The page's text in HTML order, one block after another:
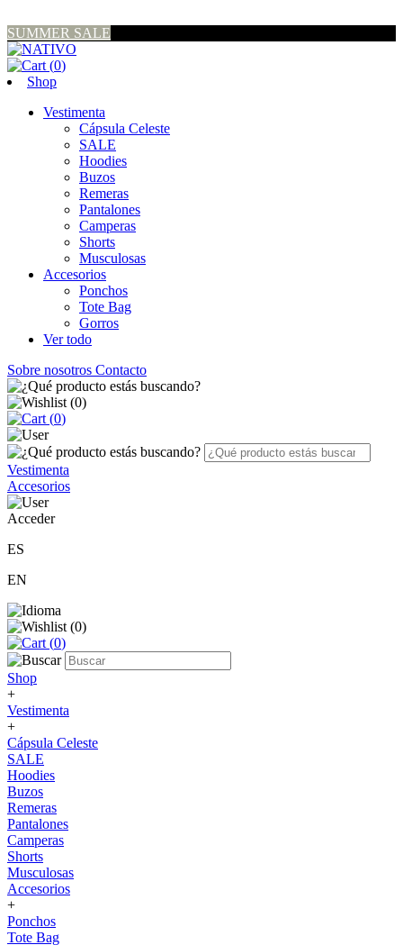
SUMMER SALE
(0)
Shop
Vestimenta
Cápsula Celeste
SALE
Hoodies
Buzos
Remeras
Pantalones
Camperas
Shorts
Musculosas
Accesorios
Ponchos
Tote Bag
Gorros
Ver todo
Sobre nosotros Contacto
(0)
(0)
Vestimenta
Accesorios
Acceder
ES
EN
(0)
(0)
Shop
+
Vestimenta
+
Cápsula Celeste
SALE
Hoodies
Buzos
Remeras
Pantalones
Camperas
Shorts
Musculosas
Accesorios
+
Ponchos
Tote Bag